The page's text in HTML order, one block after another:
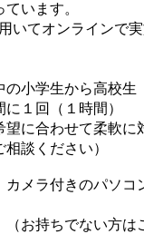
います。
いてオンラインで
の小学生から高校生
に１回（１時間）
望に合わせて柔軟
談ください）
カメラ付きのパソコ
（お持ちでない方は